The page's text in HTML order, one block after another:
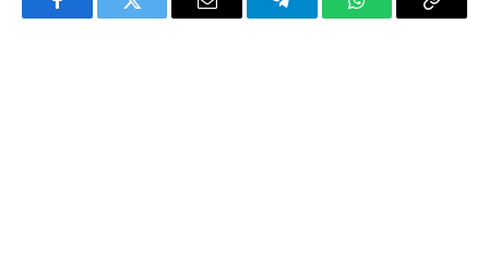
FacebookTwitter Email TelegramWhatsAppCopy